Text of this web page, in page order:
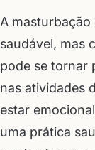
A
saudável, mas
pode se tornar
nas atividades
estar
uma prática